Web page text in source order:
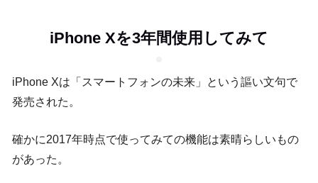
iPhone Xを3年間使用してみて
iPhone Xは「スマートフォンの未来」という謳い文句で
発売された。
確かに2017年時点で使ってみての機能は素晴らしいもの
があった。